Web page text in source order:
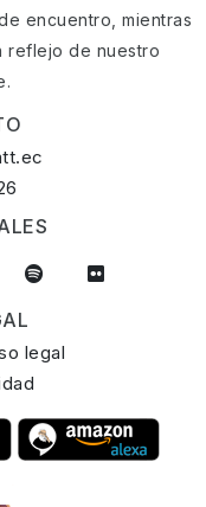
encuentro, mientras
reflejo de nuestro
legal